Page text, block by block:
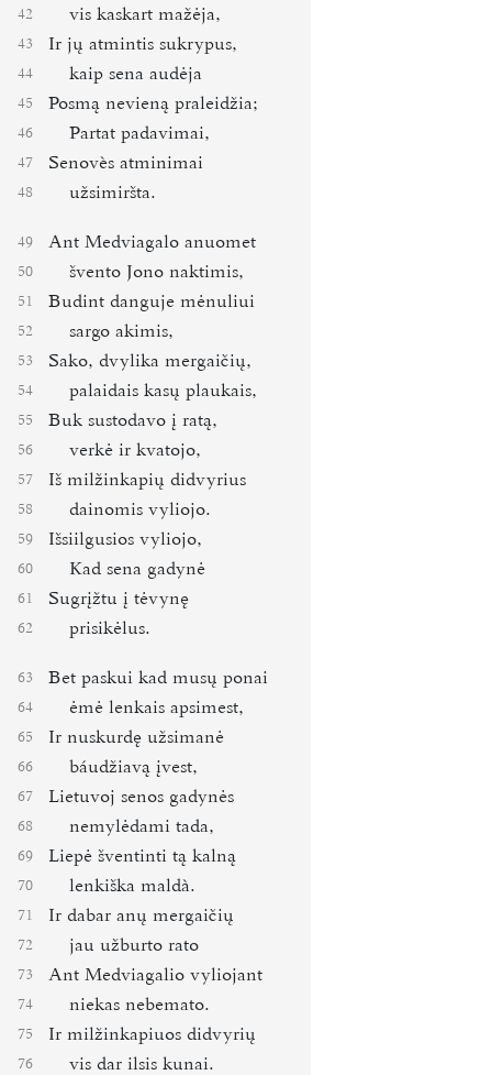
42 vis kaskart mažėja,
43 Ir jų atmintis sukrypus,
44 kaip sena audėja
45 Posmą nevieną praleidžia;
46 Partat padavimai,
47 Senovès atminimai
48 užsimiršta.
49 Ant Medviagalo anuomet
50 švento Jono naktimis,
51 Budint danguje mėnuliui
52 sargo akimis,
53 Sako, dvylika mergaičių,
54 palaidais kasų plaukais,
55 Buk sustodavo į ratą,
56 verkė ir kvatojo,
57 Iš milžinkapių didvyrius
58 dainomis vyliojo.
59 Išsiilgusios vyliojo,
60 Kad sena gadynė
61 Sugrįžtu į tėvynę
62 prisikėlus.
63 Bet paskui kad musų ponai
64 ėmė lenkais apsimest,
65 Ir nuskurdę užsimanė
66 báudžiavą įvest,
67 Lietuvoj senos gadynės
68 nemylėdami tada,
69 Liepė šventinti tą kalną
70 lenkiška maldà.
71 Ir dabar anų mergaičių
72 jau užburto rato
73 Ant Medviagalio vyliojant
74 niekas nebemato.
75 Ir milžinkapiuos didvyrių
76 vis dar ilsis kunai.